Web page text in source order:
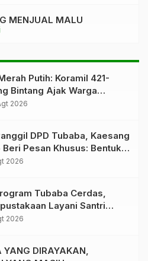
MENJUAL MALU
Putih: Koramil 421-
Bintang Ajak Warga
Kobarkan
2026
DPD Tubaba, Kaesang
Beri Pesan Khusus: Bentuk
TPS Demi
2026
Tubaba Cerdas,
Layani Santri
Hidayah Al Anshori
2026
YANG DIRAYAKAN,